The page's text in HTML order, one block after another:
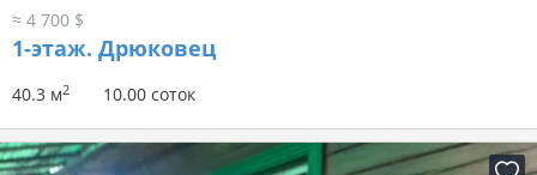
≈ 4 700 $
1-этаж. Дрюковец
40.3 м2 10.00 соток